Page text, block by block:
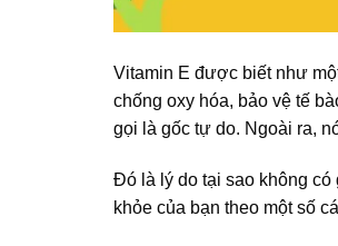
Vitamin E được biết như
chống oxy hóa, bảo vệ tế
gọi là gốc tự do. Ngoài ra,
Đó là lý do tại sao không
khỏe của bạn theo một số